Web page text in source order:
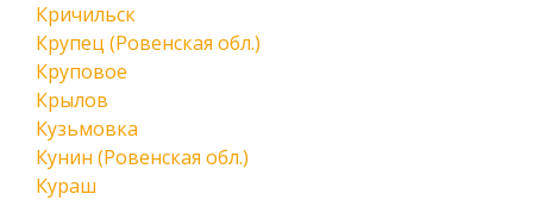
Кричильск
Крупец (Ровенская обл.)
Круповое
Крылов
Кузьмовка
Кунин (Ровенская обл.)
Кураш